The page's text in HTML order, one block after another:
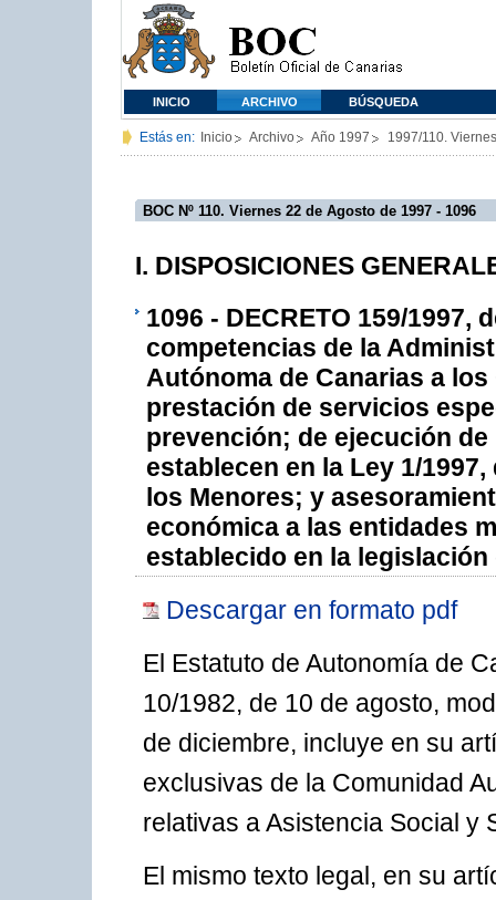
INICIO ARCHIVO BÚSQUEDA
Estás en: Inicio Archivo Año 1997 1997/110.
BOC Nº 110. Viernes 22 de Agosto de 1997 - 1096
I. DISPOSICIONES
1096 - DECRETO 159/1997,
competencias de la
Autónoma de Canarias a
prestación de servicios
prevención; de ejecución
establecen en la Ley 1/
los Menores; y
económica a las entidades
establecido en la
Descargar en formato pdf
El Estatuto de Autonomía de
10/1982, de 10 de agosto,
de diciembre, incluye en su
exclusivas de la Comunidad
relativas a Asistencia Social y
El mismo texto legal, en su